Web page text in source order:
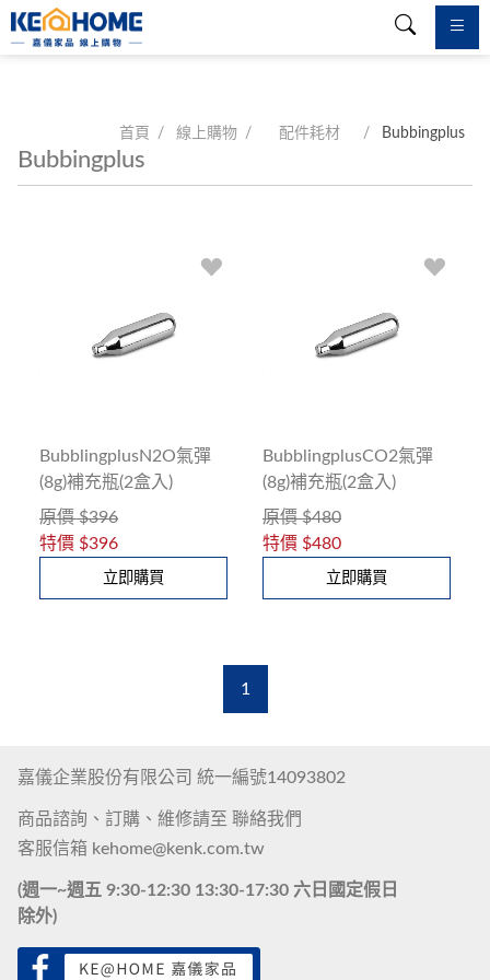
首頁 線上購物 配件耗材 Bubbingplus
Bubbingplus
BubblingplusN2O氣彈
(8g)補充瓶(2盒入)
原價 $396
特價 $396
立即購買
BubblingplusCO2氣彈
(8g)補充瓶(2盒入)
原價 $480
特價 $480
立即購買
1
嘉儀企業股份有限公司 統一編號14093802
商品諮詢、訂購、維修請至 聯絡我們
客服信箱 kehome@kenk.com.tw
(週一~週五 9:30-12:30 13:30-17:30 六日國定假日
除外)